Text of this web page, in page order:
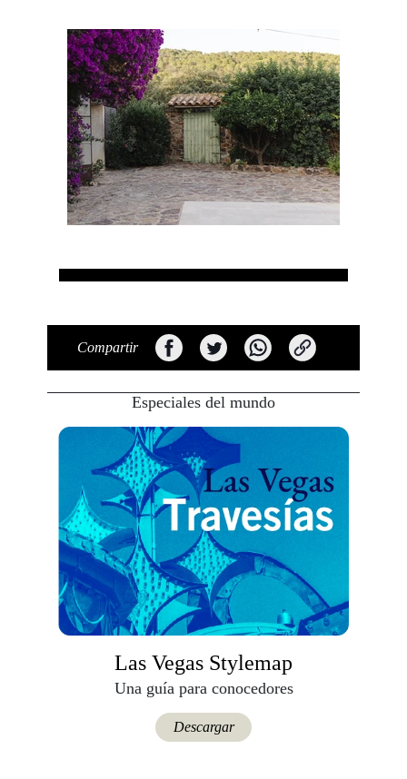
Compartir
Especiales del mundo
Las Vegas Stylemap
Una guía para conocedores
Descargar